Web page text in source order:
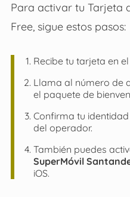
Para activar tu Tarjeta
Free, sigue estos pasos:
Recibe tu tarjeta en
Llama al número de
el paquete de
Confirma tu
del operador.
También puedes
SuperMóvil
iOS.